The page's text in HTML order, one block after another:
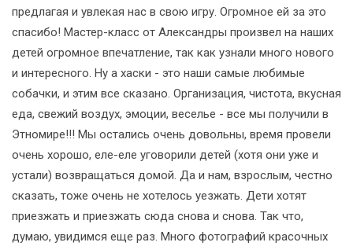
предлагая и увлекая нас в свою игру. Огромное ей за это
спасибо! Мастер-класс от Александры произвел на наших
детей огромное впечатление, так как узнали много нового
и интересного. Ну а хаски - это наши самые любимые
собачки, и этим все сказано. Организация, чистота, вкусная
еда, свежий воздух, эмоции, веселье - все мы получили в
Этномире!!! Мы остались очень довольны, время провели
очень хорошо, еле-еле уговорили детей (хотя они уже и
устали) возвращаться домой. Да и нам, взрослым, честно
сказать, тоже очень не хотелось уезжать. Дети хотят
приезжать и приезжать сюда снова и снова. Так что,
думаю, увидимся еще раз. Много фотографий красочных